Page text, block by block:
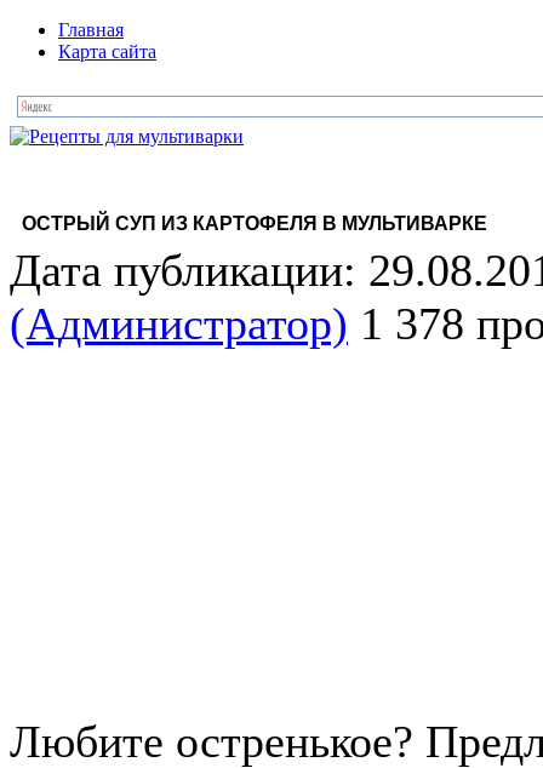
Главная
Карта сайта
ОСТРЫЙ СУП ИЗ КАРТОФЕЛЯ В МУЛЬТИВАРКЕ
Дата публикации:
(Администратор) 1 378
Любите остренькое?